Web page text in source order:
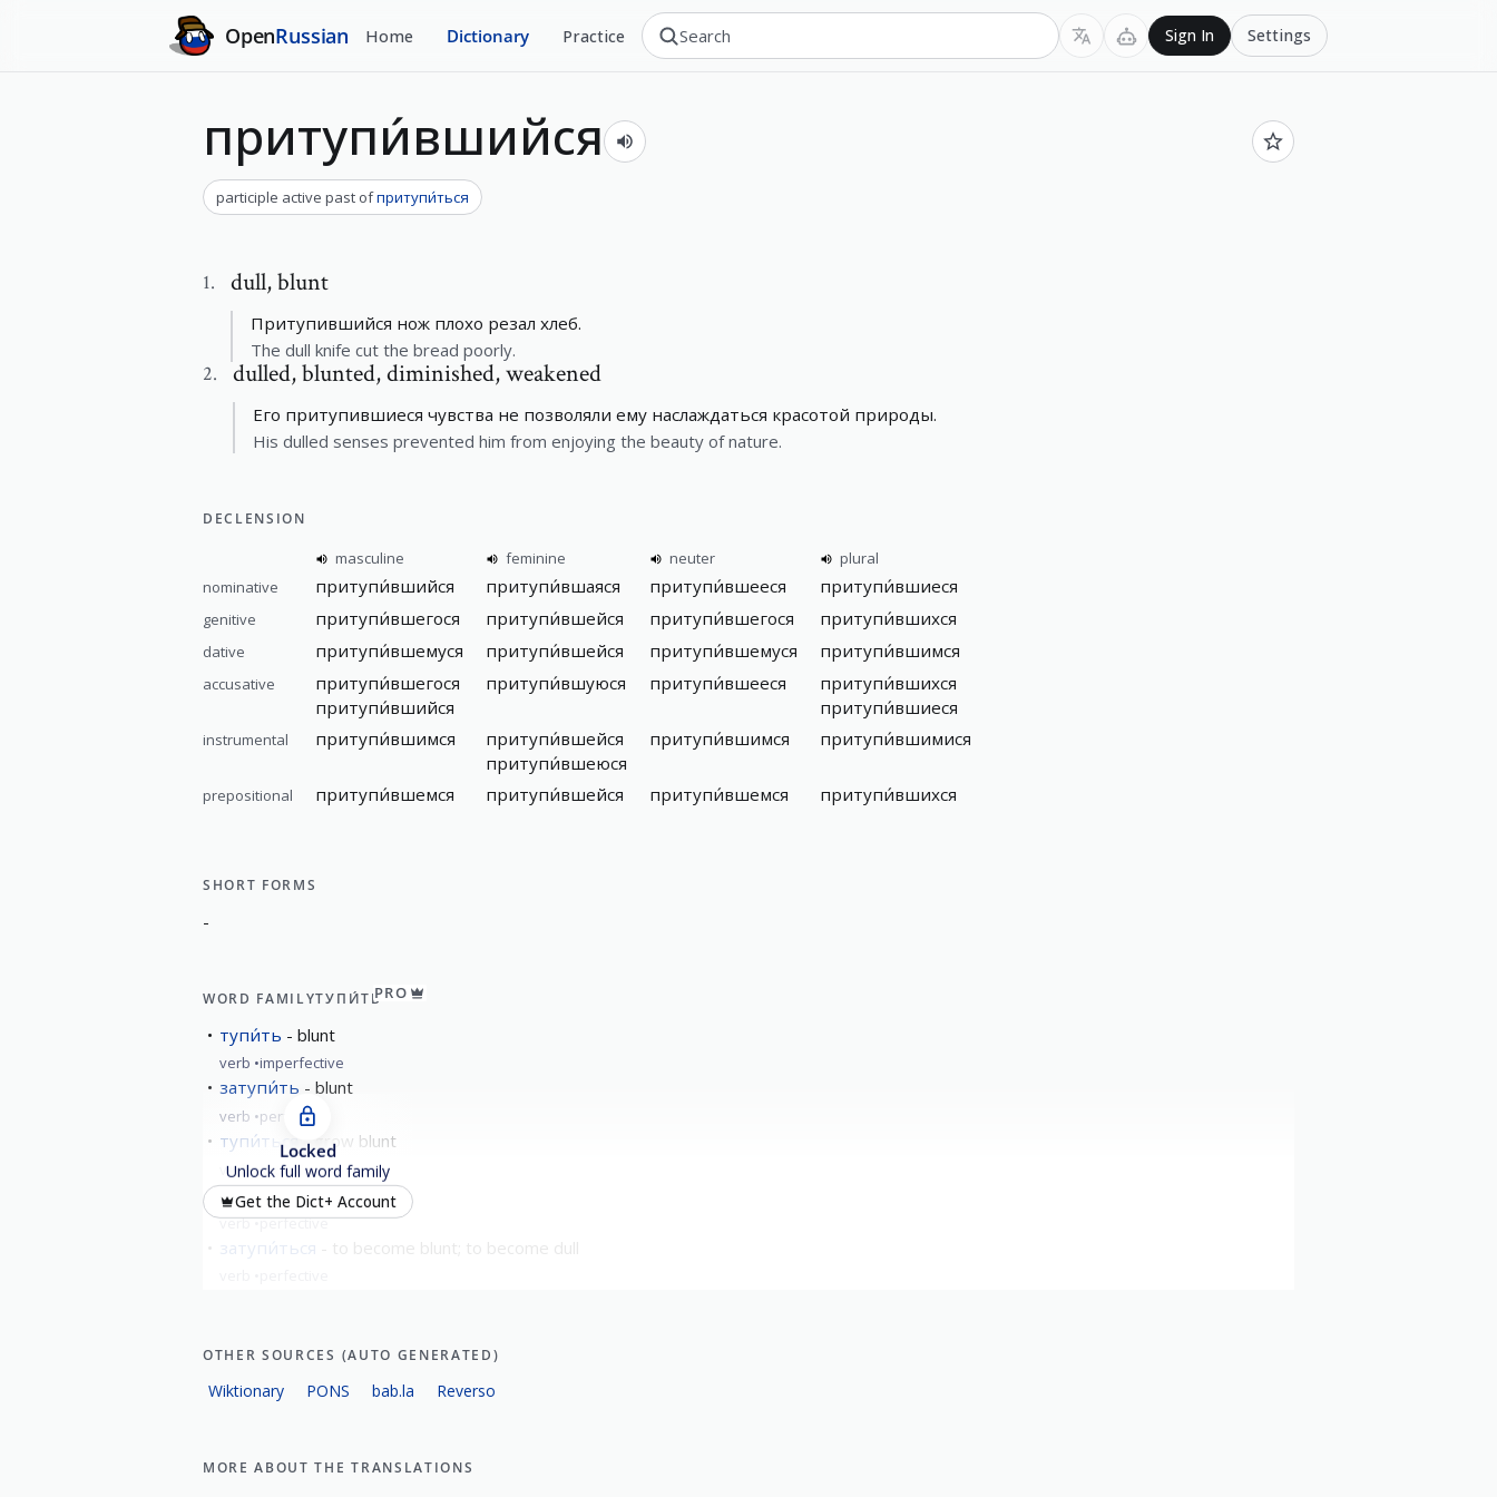
OpenRussian Home Dictionary Practice Sign In Settings
притупи́вшийся
participle active past ofпритупи́ться
1. dull,blunt
Притупившийся нож плохо резал хлеб.
The dull knife cut the bread poorly.
2. dulled,blunted, diminished, weakened
Его притупившиеся чувства не позволяли ему наслаждаться красотой природы.
His dulled senses prevented him from enjoying the beauty of nature.
DECLENSION
masculine feminine neuter
plural
nominative
притупи́вшийся притупи́вшаяся притупи́вшееся притупи́вшиеся
genitive притупи́вшегося притупи́вшейся притупи́вшегося притупи́вшихся
dative притупи́вшемуся притупи́вшейся притупи́вшемуся притупи́вшимся
accusative
притупи́вшегося
притупи́вшийся
притупи́вшуюся притупи́вшееся
притупи́вшихся
притупи́вшиеся
instrumental притупи́вшимся
притупи́вшейся
притупи́вшеюся
притупи́вшимся притупи́вшимися
prepositional притупи́вшемся притупи́вшейся притупи́вшемся притупи́вшихся
SHORT FORMS
-
WORD FAMILYТУПИ́ТЬPRO
тупи́ть blunt
verb imperfective
затупи́ть blunt
verb perfective
тупи́ться grow blunt
verb imperfective
притупи́ть blunt
verb perfective
затупи́ться
Locked
Unlock full word family
Get the Dict+ Account
OTHER SOURCES (AUTO GENERATED)
Wiktionary PONS bab.la Reverso
MORE ABOUT THE TRANSLATIONS